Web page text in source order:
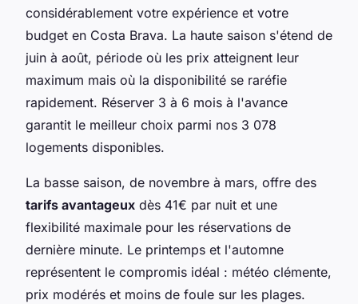
considérablement votre expérience et votre
budget en Costa Brava. La haute saison s'étend de
juin à août, période où les prix atteignent leur
maximum mais où la disponibilité se raréfie
rapidement. Réserver 3 à 6 mois à l'avance
garantit le meilleur choix parmi nos 3 078
logements disponibles.
La basse saison, de novembre à mars, offre des
tarifs avantageux dès 41€ par nuit et une
flexibilité maximale pour les réservations de
dernière minute. Le printemps et l'automne
représentent le compromis idéal : météo clémente,
prix modérés et moins de foule sur les plages.